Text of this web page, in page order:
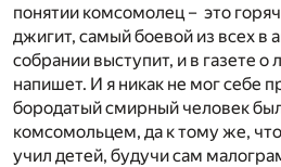
понятии комсомолец – это
джигит, самый боевой из всех в
собрании выступит, и в газете о
напишет. И я никак не мог себе
бородатый смирный человек
комсомольцем, да к тому же,
учил детей, будучи сам